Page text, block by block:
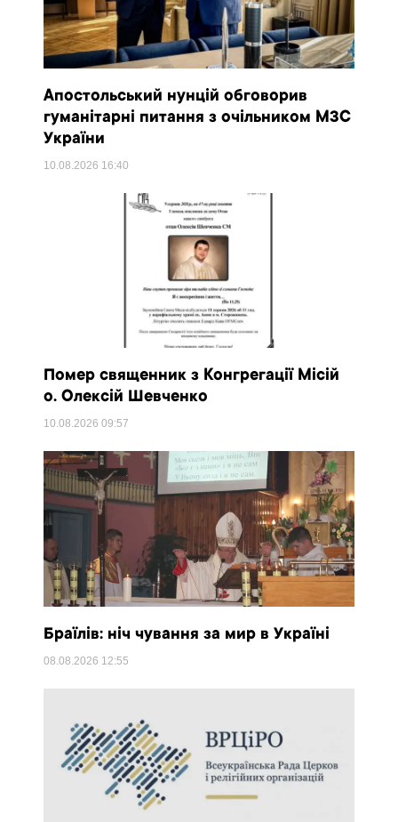
Апостольський нунцій обговорив
гуманітарні питання з очільником МЗС
України
10.08.2026 16:40
Помер священник з Конгрегації Місій
о. Олексій Шевченко
10.08.202609:57
Браїлів: ніч чування за мир в Україні
08.08.2026 12:55